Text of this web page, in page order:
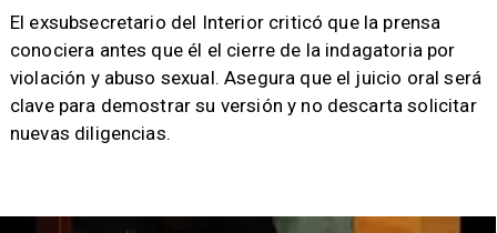
​El exsubsecretario del Interior criticó que la prensa
conociera antes que él el cierre de la indagatoria por
violación y abuso sexual. Asegura que el juicio oral será
clave para demostrar su versión y no descarta solicitar
nuevas diligencias.